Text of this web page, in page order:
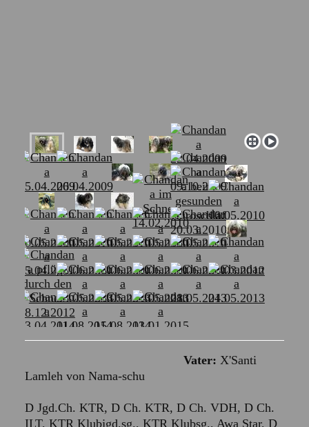
Vater: X'Santi
Lamleh von Nama-schu
D Jgd.Ch. KTR, D Ch. KTR, D Ch. VDH, D Ch.
ILT, KTR Klubjgd.sg., KTR Klubsg., Awa Star, D